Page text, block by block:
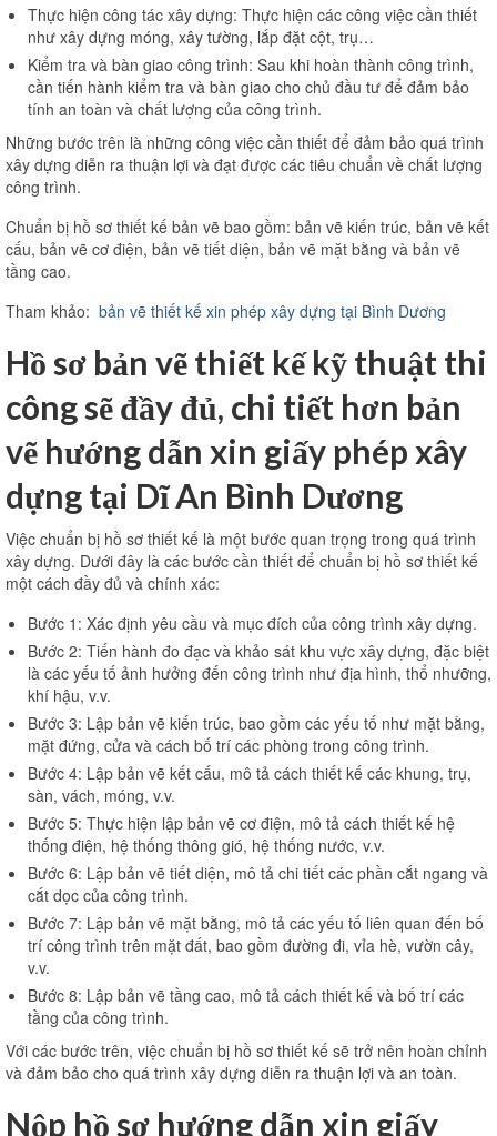
Thực hiện công tác xây dựng: Thực hiện các công việc cần thiết
như xây dựng móng, xây tường, lắp đặt cột, trụ…
Kiểm tra và bàn giao công trình: Sau khi hoàn thành công trình,
cần tiến hành kiểm tra và bàn giao cho chủ đầu tư để đảm bảo
tính an toàn và chất lượng của công trình.
Những bước trên là những công việc cần thiết để đảm bảo quá trình
xây dựng diễn ra thuận lợi và đạt được các tiêu chuẩn về chất lượng
công trình.
Chuẩn bị hồ sơ thiết kế bản vẽ bao gồm: bản vẽ kiến trúc, bản vẽ kết
cấu, bản vẽ cơ điện, bản vẽ tiết diện, bản vẽ mặt bằng và bản vẽ
tầng cao.
Tham khảo: bản vẽ thiết kế xin phép xây dựng tại Bình Dương
Hồ sơ bản vẽ thiết kế kỹ thuật thi
công sẽ đầy đủ, chi tiết hơn bản
vẽ hướng dẫn xin giấy phép xây
dựng tại Dĩ An Bình Dương
Việc chuẩn bị hồ sơ thiết kế là một bước quan trọng trong quá trình
xây dựng. Dưới đây là các bước cần thiết để chuẩn bị hồ sơ thiết kế
một cách đầy đủ và chính xác:
Bước 1: Xác định yêu cầu và mục đích của công trình xây dựng.
Bước 2: Tiến hành đo đạc và khảo sát khu vực xây dựng, đặc biệt
là các yếu tố ảnh hưởng đến công trình như địa hình, thổ nhưỡng,
khí hậu, v.v.
Bước 3: Lập bản vẽ kiến trúc, bao gồm các yếu tố như mặt bằng,
mặt đứng, cửa và cách bố trí các phòng trong công trình.
Bước 4: Lập bản vẽ kết cấu, mô tả cách thiết kế các khung, trụ,
sàn, vách, móng, v.v.
Bước 5: Thực hiện lập bản vẽ cơ điện, mô tả cách thiết kế hệ
thống điện, hệ thống thông gió, hệ thống nước, v.v.
Bước 6: Lập bản vẽ tiết diện, mô tả chi tiết các phần cắt ngang và
cắt dọc của công trình.
Bước 7: Lập bản vẽ mặt bằng, mô tả các yếu tố liên quan đến bố
trí công trình trên mặt đất, bao gồm đường đi, vỉa hè, vườn cây,
v.v.
Bước 8: Lập bản vẽ tầng cao, mô tả cách thiết kế và bố trí các
tầng của công trình.
Với các bước trên, việc chuẩn bị hồ sơ thiết kế sẽ trở nên hoàn chỉnh
và đảm bảo cho quá trình xây dựng diễn ra thuận lợi và an toàn.
Nộp hồ sơ hướng dẫn xin giấy